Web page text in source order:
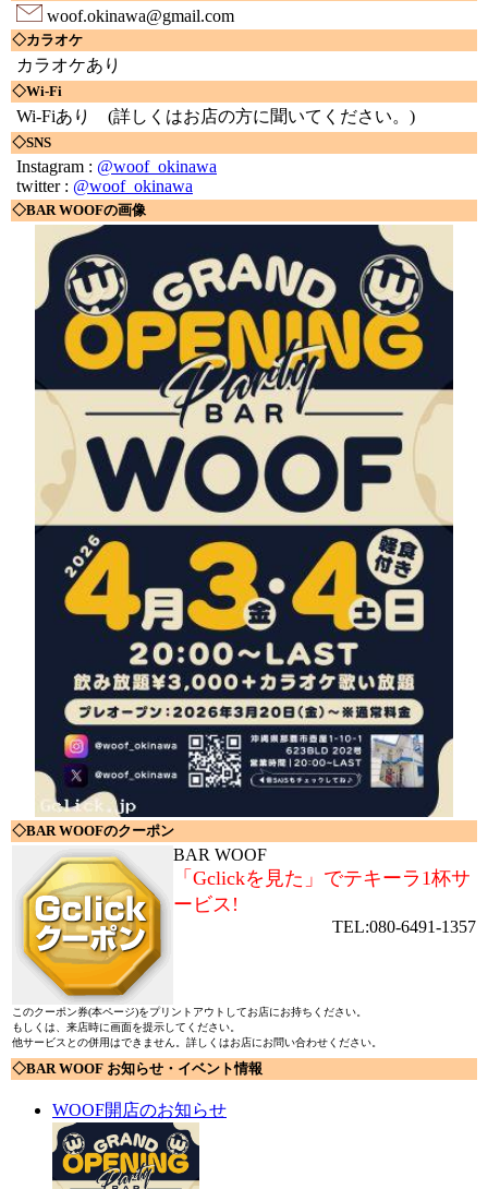
woof.okinawa@gmail.com
◇カラオケ
カラオケあり
◇Wi-Fi
Wi-Fiあり (詳しくはお店の方に聞いてください。)
◇SNS
Instagram : @woof_okinawa
twitter : @woof_okinawa
◇BAR WOOFの画像
◇BAR WOOFのクーポン
BAR WOOF
「Gclickを見た」でテキーラ1杯サ
ービス!
TEL:080-6491-1357
このクーポン券(本ページ)をプリントアウトしてお店にお持ちください。
もしくは、来店時に画面を提示してください。
他サービスとの併用はできません。詳しくはお店にお問い合わせください。
◇BAR WOOF お知らせ・イベント情報
WOOF開店のお知らせ